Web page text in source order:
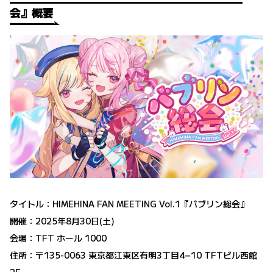
会』概要
タイトル：HIMEHINA FAN MEETING Vol.1『バブリン総会』
開催：2025年8月30日(土)
会場：TFT ホール 1000
住所：〒135-0063 東京都江東区有明3丁目4−10 TFTビル西館